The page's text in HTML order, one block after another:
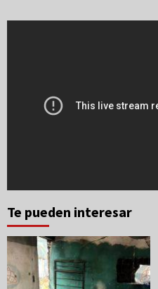
Te pueden interesar